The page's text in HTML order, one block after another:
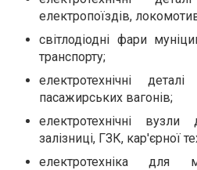
електропоїздів,
світлодіодні фари
транспорту;
електротехнічні
пасажирських вагонів;
електротехнічні вузли
залізниці, ГЗК, кар'єрної
електротехніка для